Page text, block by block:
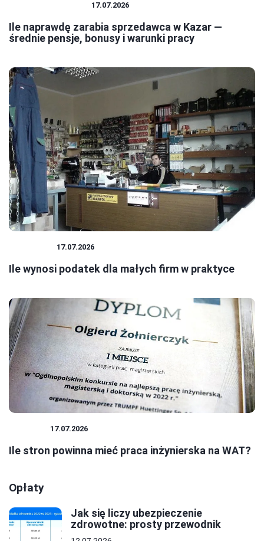
17.07.2026
Ile naprawdę zarabia sprzedawca w Kazar —
średnie pensje, bonusy i warunki pracy
17.07.2026
Ile wynosi podatek dla małych firm w praktyce
17.07.2026
Ile stron powinna mieć praca inżynierska na WAT?
Opłaty
Jak się liczy ubezpieczenie
zdrowotne: prosty przewodnik